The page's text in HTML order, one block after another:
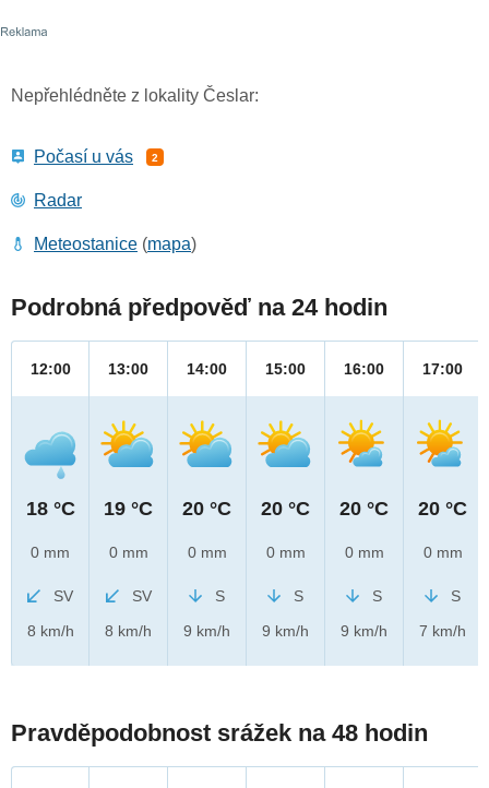
Nepřehlédněte z lokality Česlar:
Počasí u vás 2
Radar
Meteostanice (mapa)
Podrobná předpověď na 24 hodin
12:00
18 °C
0 mm
SV
8 km/h
13:00
19 °C
0 mm
SV
8 km/h
14:00
20 °C
0 mm
S
9 km/h
15:00
20 °C
0 mm
S
9 km/h
16:00
20 °C
0 mm
S
9 km/h
17:00
20 °C
0 mm
S
7 km/h
Pravděpodobnost srážek na 48 hodin